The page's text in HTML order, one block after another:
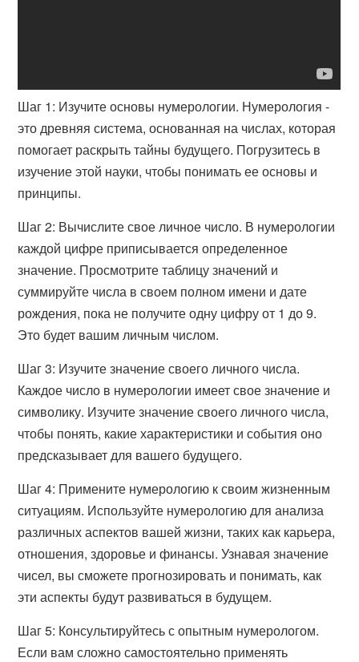
Шаг 1: Изучите основы нумерологии. Нумерология -
это древняя система, основанная на числах, которая
помогает раскрыть тайны будущего. Погрузитесь в
изучение этой науки, чтобы понимать ее основы и
принципы.
Шаг 2: Вычислите свое личное число. В нумерологии
каждой цифре приписывается определенное
значение. Просмотрите таблицу значений и
суммируйте числа в своем полном имени и дате
рождения, пока не получите одну цифру от 1 до 9.
Это будет вашим личным числом.
Шаг 3: Изучите значение своего личного числа.
Каждое число в нумерологии имеет свое значение и
символику. Изучите значение своего личного числа,
чтобы понять, какие характеристики и события оно
предсказывает для вашего будущего.
Шаг 4: Примените нумерологию к своим жизненным
ситуациям. Используйте нумерологию для анализа
различных аспектов вашей жизни, таких как карьера,
отношения, здоровье и финансы. Узнавая значение
чисел, вы сможете прогнозировать и понимать, как
эти аспекты будут развиваться в будущем.
Шаг 5: Консультируйтесь с опытным нумерологом.
Если вам сложно самостоятельно применять